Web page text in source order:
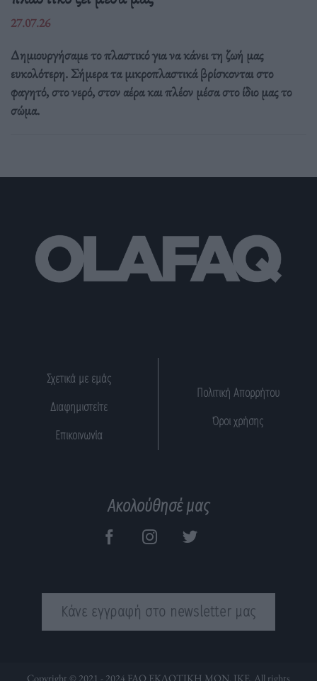
27.07.26
Δημιουργήσαμε το πλαστικό για να κάνει τη ζωή μας
ευκολότερη. Σήμερα τα μικροπλαστικά βρίσκονται στο
φαγητό, στο νερό, στον αέρα και πλέον μέσα στο ίδιο μας το
σώμα.
Σχετικά με εμάς
Διαφημιστείτε
Επικοινωνία
Πολιτική Απορρήτου
Όροι χρήσης
Ακολούθησέ μας
Κάνε εγγραφή στο newsletter μας
Copyright © 2021 - 2024 FAQ ΕΚΔΟΤΙΚΗ ΜΟΝ. ΙΚΕ. All rights